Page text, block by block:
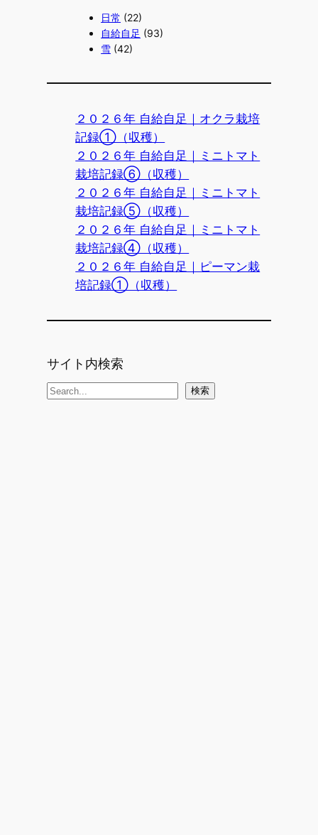
日常 (22)
自給自足 (93)
雪 (42)
２０２６年 自給自足｜オクラ栽培
記録①（収穫）
２０２６年 自給自足｜ミニトマト
栽培記録⑥（収穫）
２０２６年 自給自足｜ミニトマト
栽培記録⑤（収穫）
２０２６年 自給自足｜ミニトマト
栽培記録④（収穫）
２０２６年 自給自足｜ピーマン栽
培記録①（収穫）
サイト内検索
検
検索